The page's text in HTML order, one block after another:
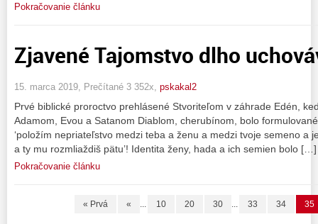
Pokračovanie článku
Zjavené Tajomstvo dlho
15. marca 2019, Prečítané 3 352x, pskakal2
Prvé biblické proroctvo prehlásené Stvoriteľom v záhrade Edén,
Adamom, Evou a Satanom Diablom, cherubínom, bolo
‘položím nepriateľstvo medzi teba a ženu a medzi tvoje semeno a
a ty mu rozmliaždiš pätu’! Identita ženy, hada a ich semien bolo […]
Pokračovanie článku
« Prvá « ... 10 20 30 ... 33 34 35